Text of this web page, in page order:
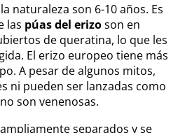
naturaleza son 6-10 años. Es
las púas del erizoson en
de queratina, lo que les
El erizo europeo tiene más
A pesar de algunos mitos,
ni pueden ser lanzadas como
son venenosas.
separados y se